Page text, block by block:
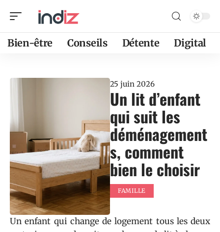
Bien-être Conseils Détente Digital
25 juin 2026
Un lit d’enfant
qui suit les
déménagement
s, comment
bien le choisir
FAMILLE
Un enfant qui change de logement tous les deux